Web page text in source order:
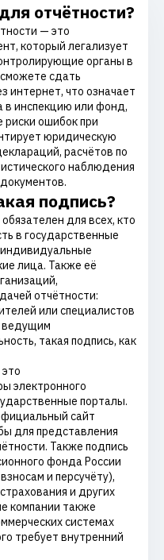
отчётности?
— это
который легализует
органы в
сдать
интернет, что означает
в инспекцию или фонд,
ошибок при
юридическую
расчётов по
наблюдения
подпись?
для всех, кто
в государственные
лица. Также её
отчётности:
или специалистов
ведущим
такая подпись, как
электронного
порталы.
сайт
для представления
Также подпись
фонда России
и персучёту),
и других
компании также
системах
требует внутренний